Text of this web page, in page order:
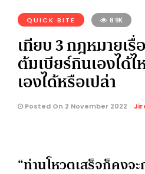
QUICK BITE 8.9K
เทียบ 3 กฎหมายเรื่
ต้มเบียร์กินเองได้
เองได้หรือเปล่า
Posted On 2 November 2022
“ท่านโหวตเสร็จก็คงจ